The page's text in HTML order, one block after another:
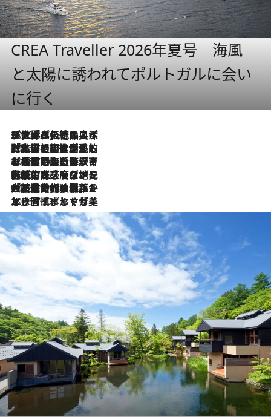
CREA Traveller 2026年夏号 海風
と太陽に誘われてポルトガルに会い
に行く
2026.8.8
リスボンの絶品スイーツ「パステル・デ・ナタ」とは？ポルトガル伝統の奥深い世界へ
2026.7.27
「私の祖国はポルトガル語です」国民的詩人フェルナンド・ペソアと、彼が愛した文学の街を歩く
2026.7.26
ポルトガル近海が育む極上の海の幸。キリリと冷えた白ワインと愉しむ、シーフード専門店の贅沢
2026.7.22
伝統の味をモダンに昇華。高感度な地元客が集う、リスボンの最旬ガストロノミー
2026.7.21
大航海時代の栄華から、震災、独裁、そして革命へ。ポルトガル・首都リスボンの石畳に刻まれた「歴史の光と影」
2026.7.13
エッセイ・ヤマザキマリ「慎ましくも美しき国 ポルトガル」